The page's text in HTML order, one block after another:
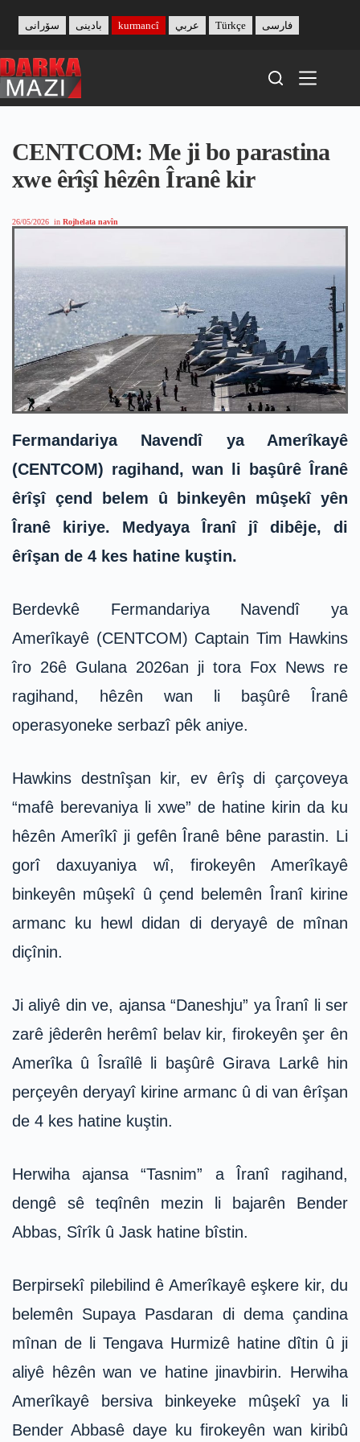
content
بادینی سۆرانی kurmancî عربي Türkçe فارسی
CENTCOM: Me ji bo parastina
xwe êrîşî hêzên Îranê kir
26/05/2026 in Rojhelata navîn
Fermandariya Navendî ya Amerîkayê
(CENTCOM) ragihand, wan li başûrê Îranê
êrîşî çend belem û binkeyên mûşekî yên
Îranê kiriye. Medyaya Îranî jî dibêje, di
êrîşan de 4 kes hatine kuştin.
Berdevkê Fermandariya Navendî ya
Amerîkayê (CENTCOM) Captain Tim Hawkins
îro 26ê Gulana 2026an ji tora Fox News re
ragihand, hêzên wan li başûrê Îranê
operasyoneke serbazî pêk aniye.
Hawkins destnîşan kir, ev êrîş di çarçoveya
“mafê berevaniya li xwe” de hatine kirin da ku
hêzên Amerîkî ji gefên Îranê bêne parastin. Li
gorî daxuyaniya wî, firokeyên Amerîkayê
binkeyên mûşekî û çend belemên Îranî kirine
armanc ku hewl didan di deryayê de mînan
diçînin.
Ji aliyê din ve, ajansa “Daneshju” ya Îranî li ser
zarê jêderên herêmî belav kir, firokeyên şer ên
Amerîka û Îsraîlê li başûrê Girava Larkê hin
perçeyên deryayî kirine armanc û di van êrîşan
de 4 kes hatine kuştin.
Herwiha ajansa “Tasnim” a Îranî ragihand,
dengê sê teqînên mezin li bajarên Bender
Abbas, Sîrîk û Jask hatine bîstin.
Berpirsekî pilebilind ê Amerîkayê eşkere kir, du
belemên Supaya Pasdaran di dema çandina
mînan de li Tengava Hurmizê hatine dîtin û ji
aliyê hêzên wan ve hatine jinavbirin. Herwiha
Amerîkayê bersiva binkeyeke mûşekî ya li
Bender Abbasê daye ku firokeyên wan kiribû